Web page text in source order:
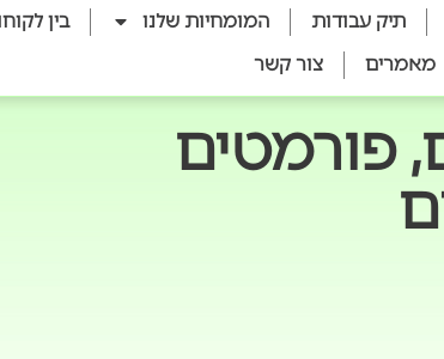
תיק עבודות המומחיות שלנו
בין
מאמרים
צור קשר
פורמטים